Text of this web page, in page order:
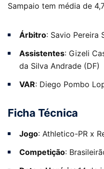
Sampaio tem média de
Árbitro: Savio Pereira
Assistentes: Gizeli
da Silva Andrade (DF)
VAR: Diego Pombo
Ficha Técnica
Jogo: Athletico-PR x
Competição: